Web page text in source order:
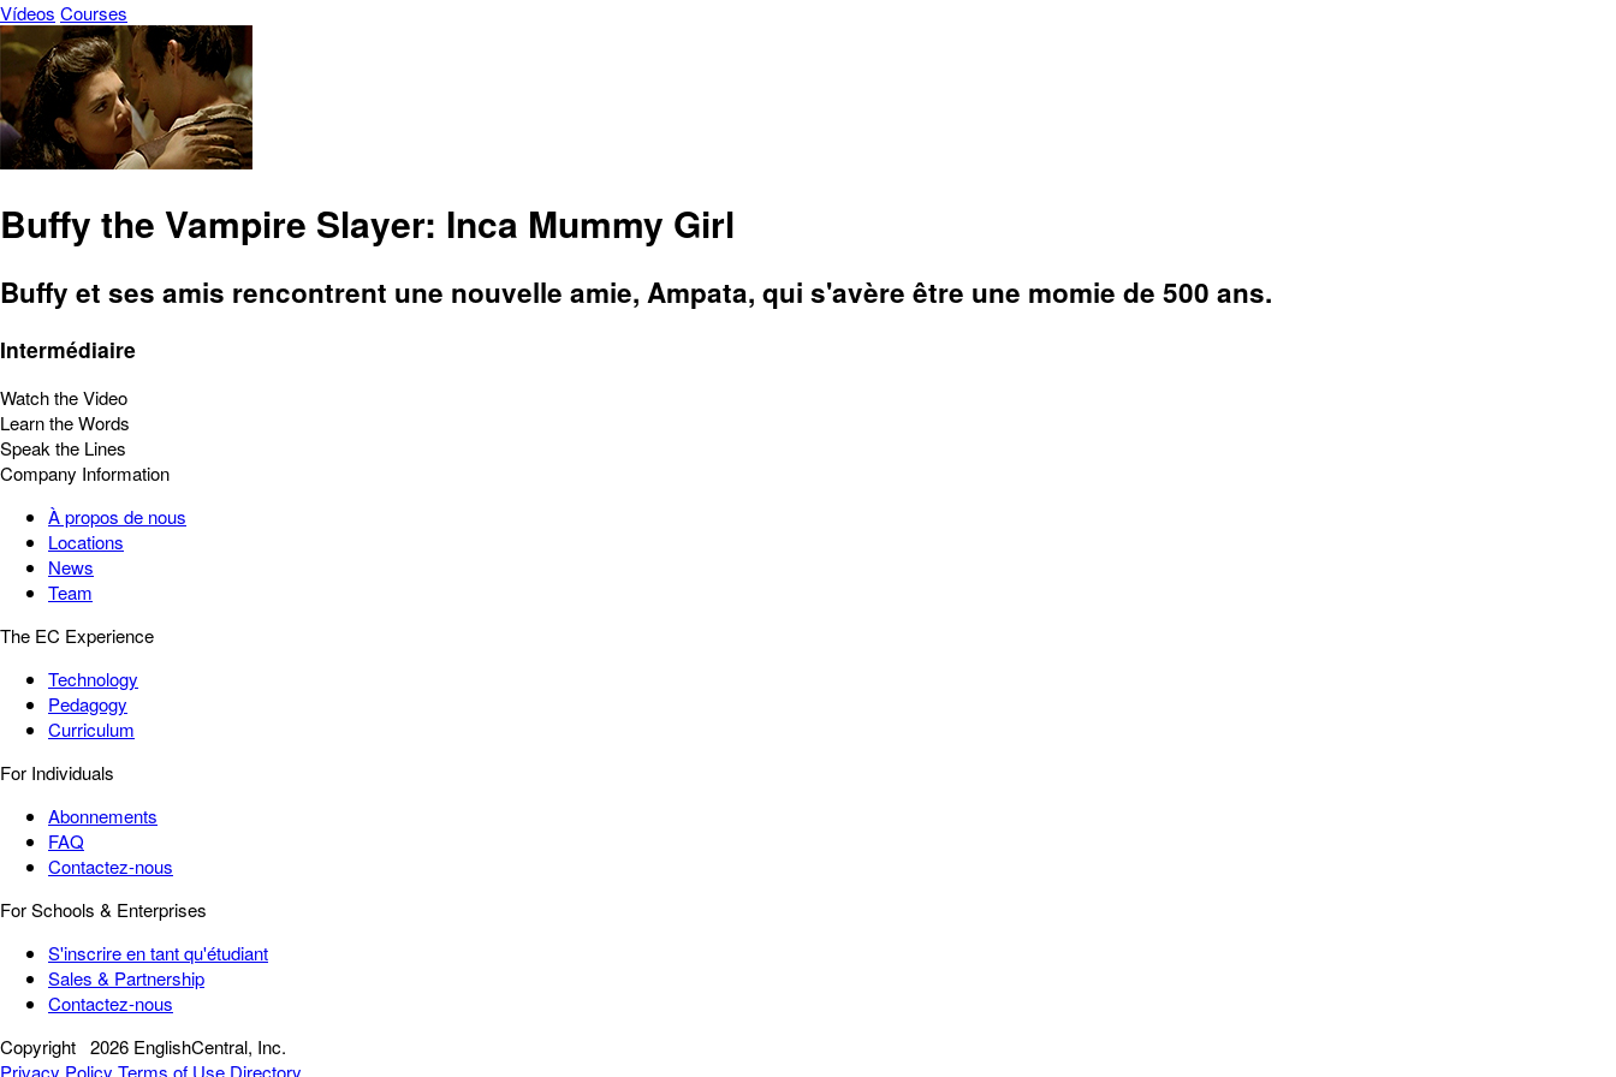
Vídeos Courses
Buffy the Vampire Slayer: Inca Mummy Girl
Buffy et ses amis rencontrent une nouvelle amie, Ampata, qui s'avère être une momie de 500 ans.
Intermédiaire
Watch the Video
Learn the Words
Speak the Lines
Company Information
À propos de nous
Locations
News
Team
The EC Experience
Technology
Pedagogy
Curriculum
For Individuals
Abonnements
FAQ
Contactez-nous
For Schools & Enterprises
S'inscrire en tant qu'étudiant
Sales & Partnership
Contactez-nous
Copyright 2026 EnglishCentral, Inc.